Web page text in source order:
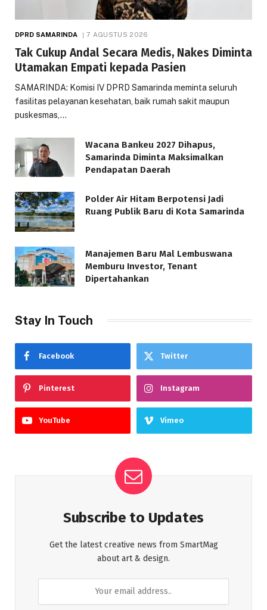
DPRD SAMARINDA 7 AGUSTUS 2026
Tak Cukup Andal Secara Medis, Nakes Diminta
Utamakan Empati kepada Pasien
SAMARINDA: Komisi IV DPRD Samarinda meminta seluruh
fasilitas pelayanan kesehatan, baik rumah sakit maupun
puskesmas,…
Wacana Bankeu 2027 Dihapus,
Samarinda Diminta Maksimalkan
Pendapatan Daerah
Polder Air Hitam Berpotensi Jadi
Ruang Publik Baru di Kota Samarinda
Manajemen Baru Mal Lembuswana
Memburu Investor, Tenant
Dipertahankan
Stay In Touch
Facebook Twitter
Pinterest Instagram
YouTube Vimeo
Subscribe to Updates
Get the latest creative news from SmartMag
about art & design.